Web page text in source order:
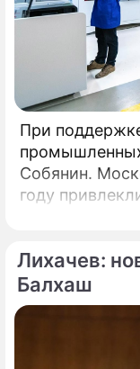
17
вопросах
экономики в
обсуждений.
При
Собянин.
году
поддержки
Лихачев:
Балхаш